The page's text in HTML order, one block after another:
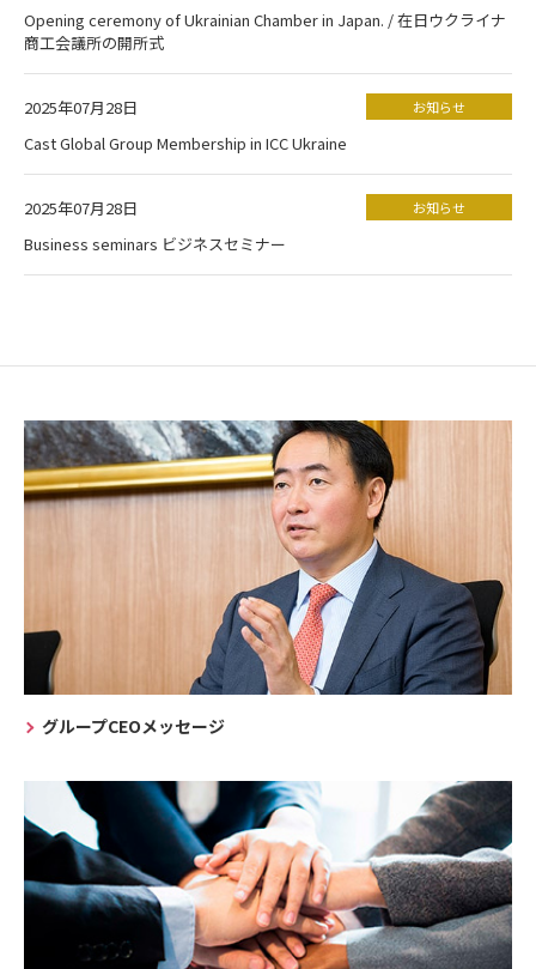
Opening ceremony of Ukrainian Chamber in Japan. / 在日ウクライナ
商工会議所の開所式
2025年07月28日 お知らせ
Cast Global Group Membership in ICC Ukraine
2025年07月28日 お知らせ
Business seminars ビジネスセミナー
グループCEOメッセージ